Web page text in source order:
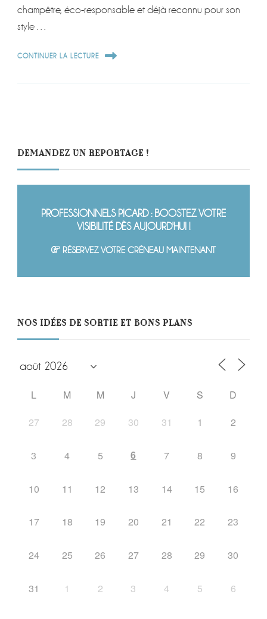
champêtre, éco-responsable et déjà reconnu pour son
style …
CONTINUER LA LECTURE
DEMANDEZ UN REPORTAGE !
PROFESSIONNELS PICARD : BOOSTEZ VOTRE
VISIBILITÉ DÈS AUJOURD'HUI !
RÉSERVEZ VOTRE CRÉNEAU MAINTENANT
NOS IDÉES DE SORTIE ET BONS PLANS
L M M J V S
D
27
28 29 30 31 1 2
3 4 5 6 7 8 9
10 11 12 13 14 15 16
17 18 19 20 21 22 23
24 25 26 27 28 29 30
31 1 2 3 4 5 6